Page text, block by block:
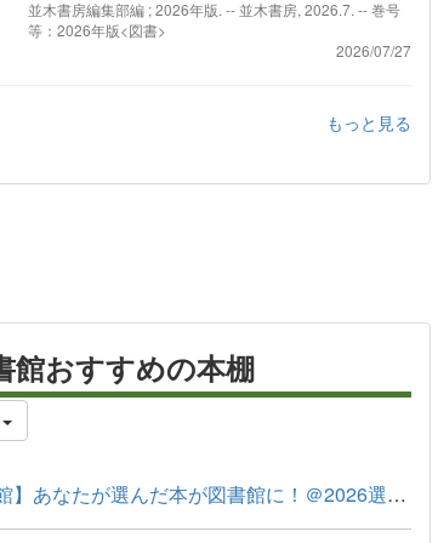
並木書房編集部編 ; 2026年版. -- 並木書房, 2026.7. -- 巻号
等：2026年版<図書>
2026/07/27
もっと見る
館おすすめの本棚
【本館】あなたが選んだ本が図書館に！＠2026選書会